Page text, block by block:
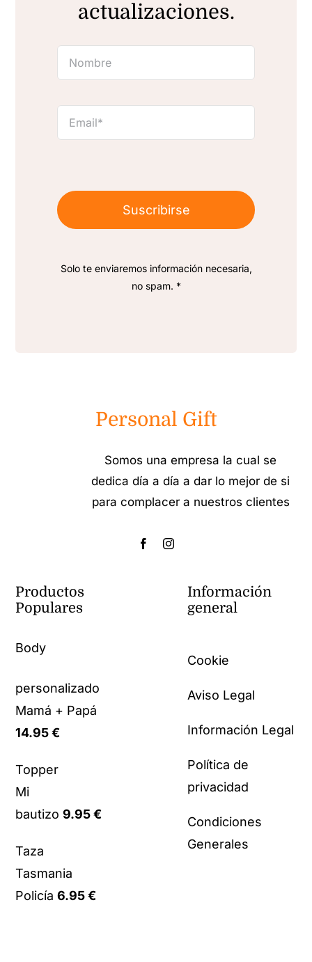
actualizaciones.
Suscribirse
Solo te enviaremos información necesaria,
no spam. *
Personal Gift
Somos una empresa la cual se
dedica día a día a dar lo mejor de si
para complacer a nuestros clientes
Productos
Populares
Body
personalizado
Mamá + Papá
14.95€
Topper
Mi
bautizo 9.95€
Taza
Tasmania
Policía 6.95€
Información
general
Cookie
Aviso Legal
Información Legal
Política de
privacidad
Condiciones
Generales